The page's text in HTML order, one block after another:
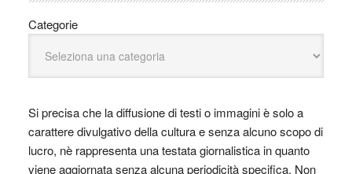
Categorie
Si precisa che la diffusione di testi o immagini è solo a
carattere divulgativo della cultura e senza alcuno scopo di
lucro, nè rappresenta una testata giornalistica in quanto
viene aggiornata senza alcuna periodicità specifica. Non